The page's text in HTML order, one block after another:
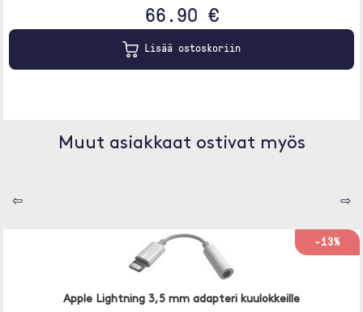
66.90 €
Lisää ostoskoriin
Muut asiakkaat ostivat myös
⇦ ⇨
-13%
Apple Lightning 3,5 mm adapteri kuulokkeille